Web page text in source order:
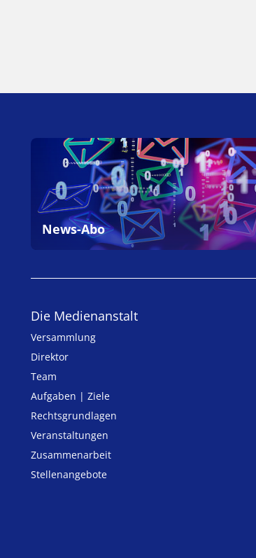
News-Abo
Die Medienanstalt
Versammlung
Direktor
Team
Aufgaben | Ziele
Rechtsgrundlagen
Veranstaltungen
Zusammenarbeit
Stellenangebote